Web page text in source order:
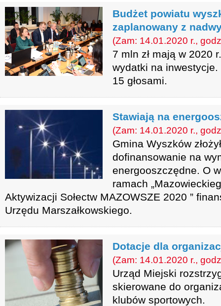
Budżet powiatu
zaplanowany z
(Zam: 14.01.2020 r.,
7 mln zł mają w 2020
wydatki na
15 głosami.
Stawiają na
(Zam: 14.01.2020 r.,
Gmina Wyszków
dofinansowanie na
energooszczędne. O
ramach
Aktywizacji Sołectw MAZOWSZE 2020 ”
Urzędu Marszałkowskiego.
Dotacje dla
(Zam: 14.01.2020 r.,
Urząd Miejski
skierowane do
klubów sportowych.